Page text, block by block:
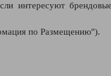
интересуют
по Размещению").